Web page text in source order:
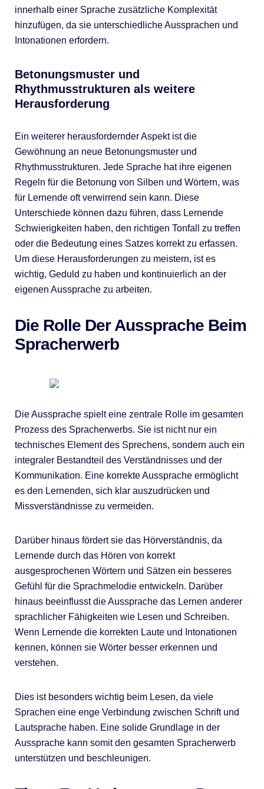
innerhalb einer Sprache zusätzliche Komplexität
hinzufügen, da sie unterschiedliche Aussprachen und
Intonationen erfordern.
Betonungsmuster und
Rhythmusstrukturen als weitere
Herausforderung
Ein weiterer herausfordernder Aspekt ist die
Gewöhnung an neue Betonungsmuster und
Rhythmusstrukturen. Jede Sprache hat ihre eigenen
Regeln für die Betonung von Silben und Wörtern, was
für Lernende oft verwirrend sein kann. Diese
Unterschiede können dazu führen, dass Lernende
Schwierigkeiten haben, den richtigen Tonfall zu treffen
oder die Bedeutung eines Satzes korrekt zu erfassen.
Um diese Herausforderungen zu meistern, ist es
wichtig, Geduld zu haben und kontinuierlich an der
eigenen Aussprache zu arbeiten.
Die Rolle Der Aussprache Beim
Spracherwerb
Die Aussprache spielt eine zentrale Rolle im gesamten
Prozess des Spracherwerbs. Sie ist nicht nur ein
technisches Element des Sprechens, sondern auch ein
integraler Bestandteil des Verständnisses und der
Kommunikation. Eine korrekte Aussprache ermöglicht
es den Lernenden, sich klar auszudrücken und
Missverständnisse zu vermeiden.
Darüber hinaus fördert sie das Hörverständnis, da
Lernende durch das Hören von korrekt
ausgesprochenen Wörtern und Sätzen ein besseres
Gefühl für die Sprachmelodie entwickeln. Darüber
hinaus beeinflusst die Aussprache das Lernen anderer
sprachlicher Fähigkeiten wie Lesen und Schreiben.
Wenn Lernende die korrekten Laute und Intonationen
kennen, können sie Wörter besser erkennen und
verstehen.
Dies ist besonders wichtig beim Lesen, da viele
Sprachen eine enge Verbindung zwischen Schrift und
Lautsprache haben. Eine solide Grundlage in der
Aussprache kann somit den gesamten Spracherwerb
unterstützen und beschleunigen.